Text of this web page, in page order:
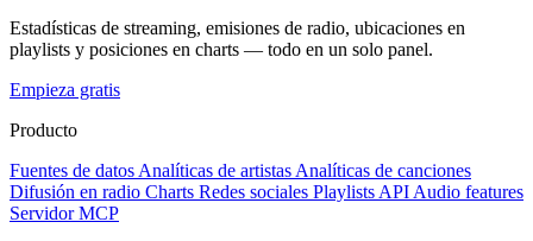
Estadísticas de streaming, emisiones de radio, ubicaciones en
playlists y posiciones en charts — todo en un solo panel.
Empieza gratis
Producto
Fuentes de datos Analíticas de artistas Analíticas de canciones
Difusión en radio Charts Redes sociales Playlists API Audio features
Servidor MCP